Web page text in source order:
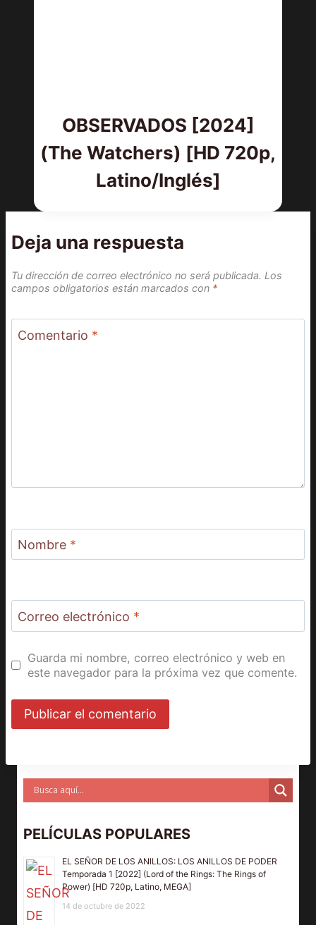
OBSERVADOS [2024]
(The Watchers) [HD 720p,
Latino/Inglés]
Deja una respuesta
Tu dirección de correo electrónico no será publicada. Los
campos obligatorios están marcados con *
Comentario *
Nombre *
Correo electrónico *
Guarda mi nombre, correo electrónico y web en
este navegador para la próxima vez que comente.
PELÍCULAS POPULARES
EL SEÑOR DE LOS ANILLOS: LOS ANILLOS DE PODER
Temporada 1 [2022] (Lord of the Rings: The Rings of
Power) [HD 720p, Latino, MEGA]
14 de octubre de 2022